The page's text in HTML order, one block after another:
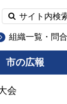
サイト内検
組織一覧・問
市の広報
会